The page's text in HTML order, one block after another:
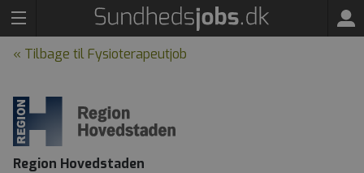
« Tilbage til Fysioterapeutjob
Region Hovedstaden